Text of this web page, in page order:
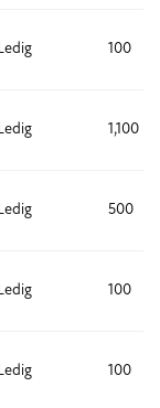
100
1,100
500
100
100